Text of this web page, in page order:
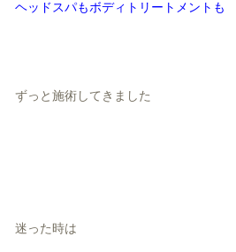
ヘッドスパもボディトリートメントも
ずっと施術してきました
迷った時は